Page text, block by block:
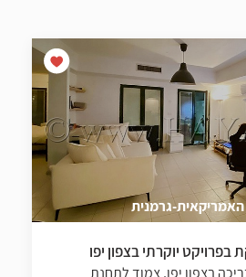
האמריקאית-גרמנית
בצפון יפו, צמוד לתחנת